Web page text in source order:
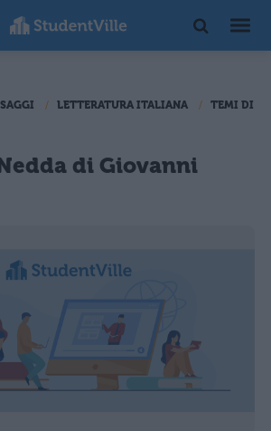
LETTERATURA ITALIANA TEMI DI
di Giovanni